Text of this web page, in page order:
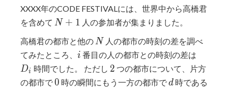
XXXX年のCODE FESTIVALには、世界中から高橋君
を含めて N+1
N + 1 人の参加者が集まりました。
高橋君の都市と他の N
N 人の都市の時刻の差を調べ
てみたところ、 i
i 番目の人の都市との時刻の差は
Di 時間でした。 ただし 2
2 つの都市について、片方
の都市で0
0 時の瞬間にもう一方の都市でd
d 時である